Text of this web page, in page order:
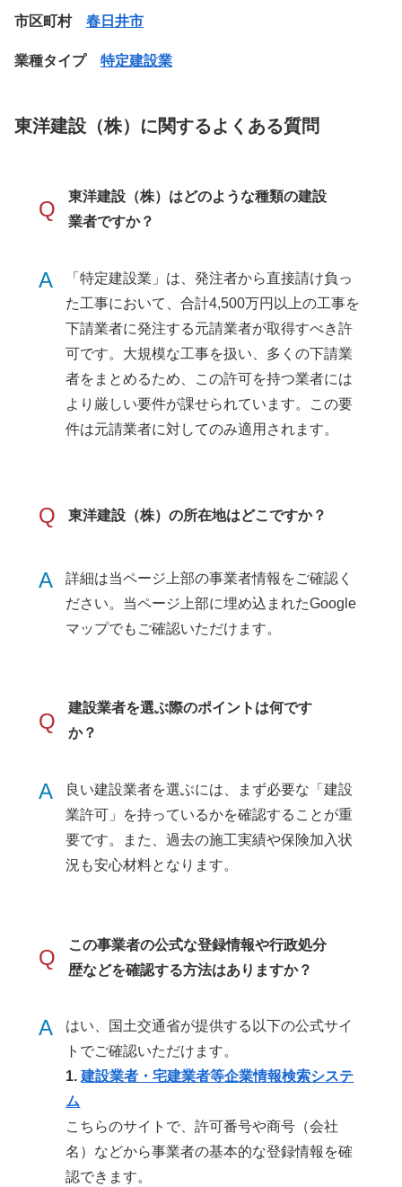
市区町村 春日井市
業種タイプ 特定建設業
東洋建設（株）に関するよくある質問
Q
東洋建設（株）はどのような種類の建設
業者ですか？
A
「特定建設業」は、発注者から直接請け負っ
た工事において、合計4,500万円以上の工事を
下請業者に発注する元請業者が取得すべき許
可です。大規模な工事を扱い、多くの下請業
者をまとめるため、この許可を持つ業者には
より厳しい要件が課せられています。この要
件は元請業者に対してのみ適用されます。
Q 東洋建設（株）の所在地はどこですか？
A
詳細は当ページ上部の事業者情報をご確認く
ださい。当ページ上部に埋め込まれたGoogle
マップでもご確認いただけます。
Q
建設業者を選ぶ際のポイントは何です
か？
A
良い建設業者を選ぶには、まず必要な「建設
業許可」を持っているかを確認することが重
要です。また、過去の施工実績や保険加入状
況も安心材料となります。
Q
この事業者の公式な登録情報や行政処分
歴などを確認する方法はありますか？
A
はい、国土交通省が提供する以下の公式サイ
トでご確認いただけます。
1.建設業者・宅建業者等企業情報検索システ
ム
こちらのサイトで、許可番号や商号（会社
名）などから事業者の基本的な登録情報を確
認できます。